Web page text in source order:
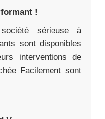
!
sérieuse à
sont disponibles
interventions de
Facilement sont